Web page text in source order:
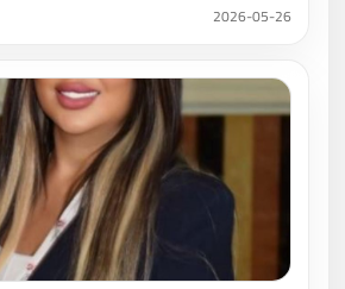
2026-05-26